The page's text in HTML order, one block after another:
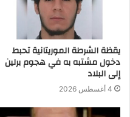
يقظة الشرطة الموريتانية تحبط
دخول مشتبه به في هجوم برلين
إلى البلاد
4 أغسطس 2026